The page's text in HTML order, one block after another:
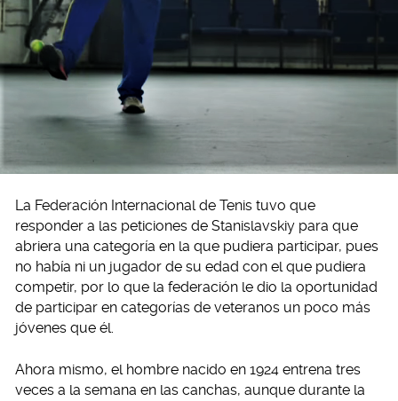
La Federación Internacional de Tenis tuvo que
responder a las peticiones de Stanislavskiy para que
abriera una categoría en la que pudiera participar, pues
no había ni un jugador de su edad con el que pudiera
competir, por lo que la federación le dio la oportunidad
de participar en categorías de veteranos un poco más
jóvenes que él.
Ahora mismo, el hombre nacido en 1924 entrena tres
veces a la semana en las canchas, aunque durante la